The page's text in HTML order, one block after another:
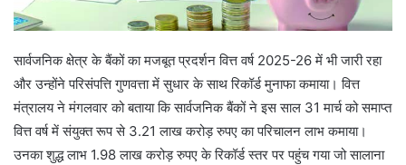
सार्वजनिक क्षेत्र के बैंकों का मजबूत प्रदर्शन वित्त वर्ष 2025-26 में भी जारी रहा
और उन्होंने परिसंपत्ति गुणवत्ता में सुधार के साथ रिकॉर्ड मुनाफा कमाया। वित्त
मंत्रालय ने मंगलवार को बताया कि सार्वजनिक बैंकों ने इस साल 31 मार्च को समाप्त
वित्त वर्ष में संयुक्त रूप से 3.21 लाख करोड़ रुपए का परिचालन लाभ कमाया।
उनका शुद्ध लाभ 1.98 लाख करोड़ रुपए के रिकॉर्ड स्तर पर पहुंच गया जो सालाना